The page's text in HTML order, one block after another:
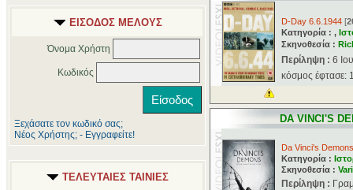
ΕΙΣΟΔΟΣ ΜΕΛΟΥΣ
Όνομα Χρήστη
Κωδικός
Ξεχάσατε τον κωδικό σας;
Νέος Χρήστης; - Εγγραφείτε!
ΤΕΛΕΥΤΑΙΕΣ ΤΑΙΝΙΕΣ
D-Day 6.6.1944 [
Κατηγορία : ,
Σκηνοθεσία :
Περίληψη : 6
κόσμος έφτασε:
DA VINCI'S
Da Vinci's Demons
Κατηγορία :
Σκηνοθεσία :
Περίληψη :